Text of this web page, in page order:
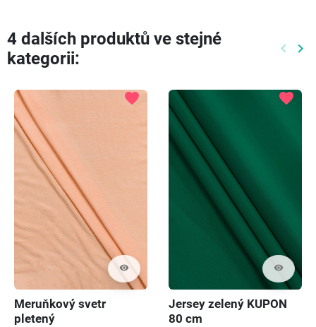
4 dalších produktů ve stejné
kategorii:
keyboard_arrow_left keyboard_arrow_right
visibility
favorite
Meruňkový svetr
pletený
visibility
favorite
Jersey zelený KUPON
80 cm